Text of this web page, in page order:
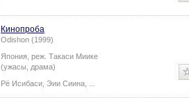
Кинопроба
Odishon (1999)
Япония, реж. Такаси Миике
(ужасы, драма)
Рё Исибаси Эии Сиина